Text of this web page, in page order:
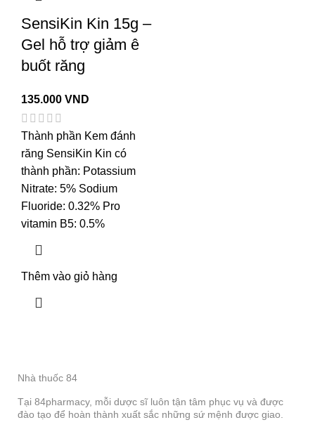
SensiKin Kin 15g –
Gel hỗ trợ giảm ê
buốt răng
135.000 VND
Thành phần Kem đánh
răng SensiKin Kin có
thành phần: Potassium
Nitrate: 5% Sodium
Fluoride: 0.32% Pro
vitamin B5: 0.5%
Thêm vào giỏ hàng
Nhà thuốc 84
Tại 84pharmacy, mỗi dược sĩ luôn tận tâm phục vụ và được
đào tạo để hoàn thành xuất sắc những sứ mệnh được giao.